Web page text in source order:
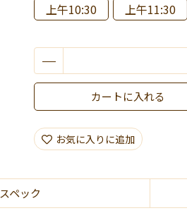
上午10:30
上午11:30
カートに入れる
お気に入りに追加
スペック